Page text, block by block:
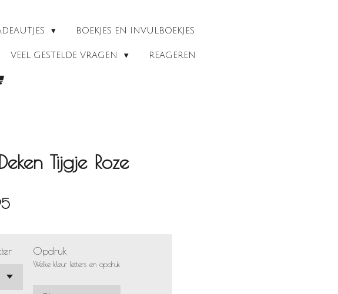
BOEKJES EN INVULBOEKJES
VEEL GESTELDE VRAGEN REAGEREN
Tijgje Roze
Opdruk
Welke kleur letters en opdruk